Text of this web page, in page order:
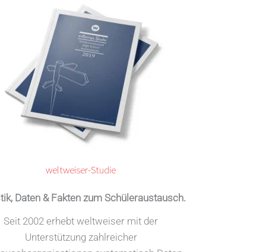
weltweiser-Studie
Daten & Fakten zum Schüleraustausch.
Seit 2002 erhebt weltweiser mit der
Unterstützung zahlreicher